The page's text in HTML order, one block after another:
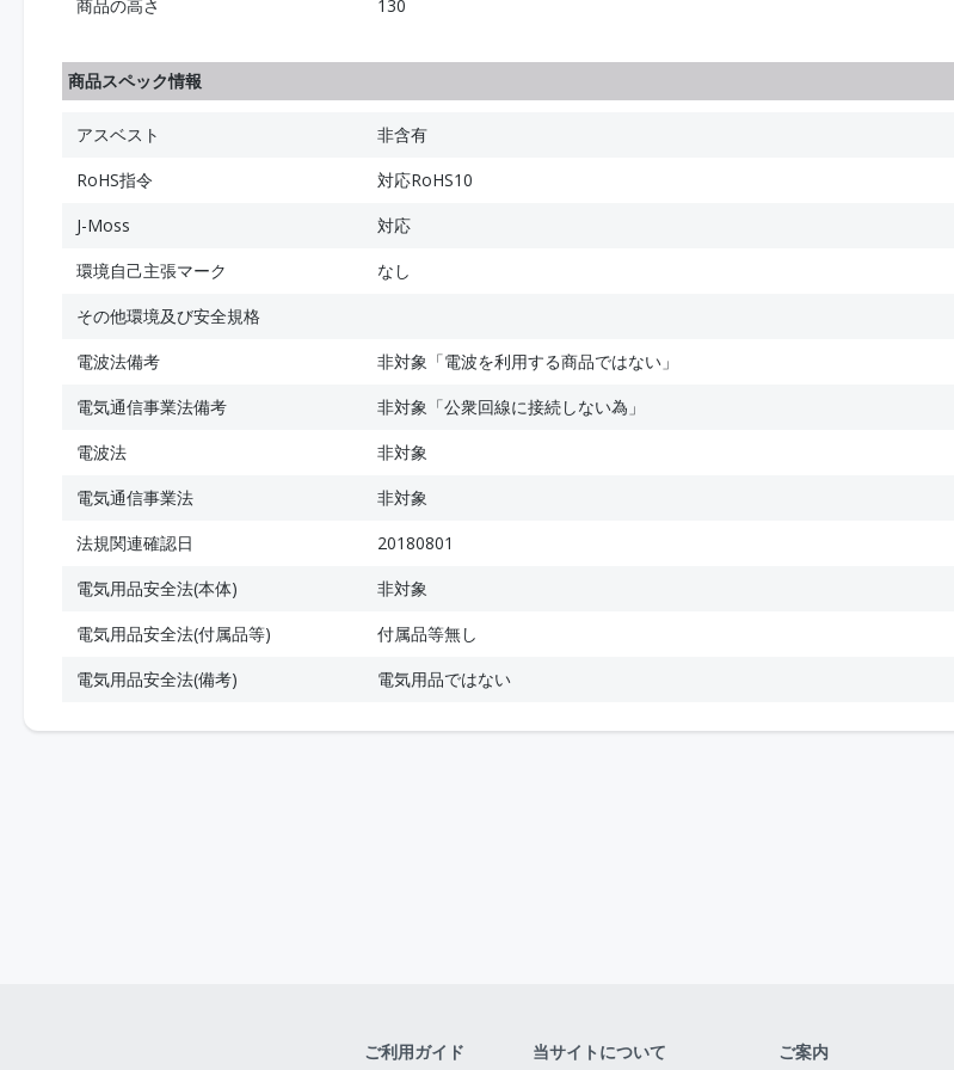
商品の高さ
130
商品スペック情報
アスベスト
非含有
RoHS指令
対応RoHS10
J-Moss
対応
環境自己主張マーク
なし
その他環境及び安全規格
電波法備考
非対象「電波を利用する商品ではない」
電気通信事業法備考
非対象「公衆回線に接続しない為」
電波法
非対象
電気通信事業法
非対象
法規関連確認日
20180801
電気用品安全法(本体)
非対象
電気用品安全法(付属品等)
付属品等無し
電気用品安全法(備考)
電気用品ではない
ご利用ガイド 当サイトについて ご案内